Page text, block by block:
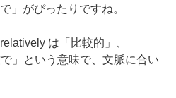
」がぴったりですね。
は「比較的」、
」という意味で、文脈に合い